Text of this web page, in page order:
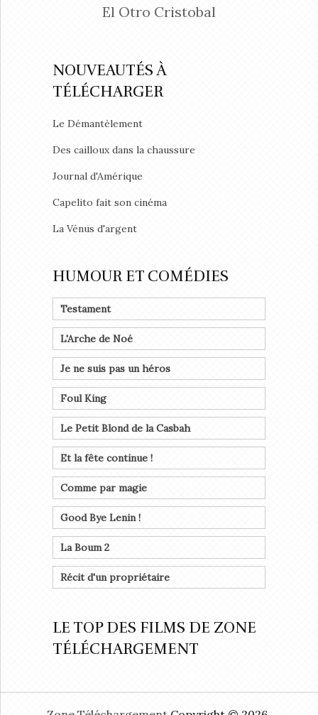
El Otro Cristobal
NOUVEAUTÉS À
TÉLÉCHARGER
Le Démantèlement
Des cailloux dans la chaussure
Journal d'Amérique
Capelito fait son cinéma
La Vénus d'argent
HUMOUR ET COMÉDIES
Testament
L'Arche de Noé
Je ne suis pas un héros
Foul King
Le Petit Blond de la Casbah
Et la fête continue !
Comme par magie
Good Bye Lenin !
La Boum 2
Récit d'un propriétaire
LE TOP DES FILMS DE ZONE
TÉLÉCHARGEMENT